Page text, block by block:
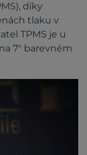
díky
tlaku v
TPMS je u
7" barevném